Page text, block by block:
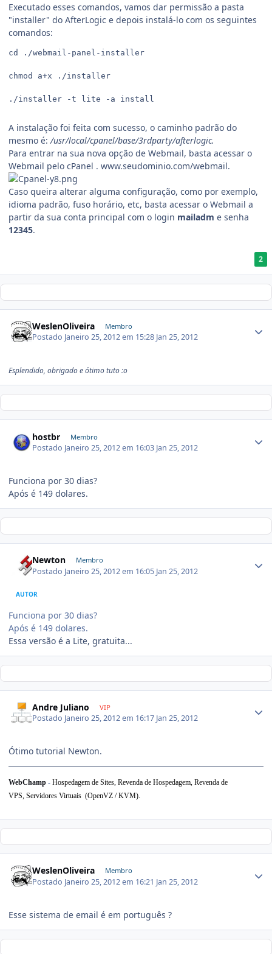
Executado esses comandos, vamos dar permissão a pasta
"installer" do AfterLogic e depois instalá-lo com os seguintes
comandos:
cd ./webmail-panel-installer
chmod a+x ./installer
./installer -t lite -a install
A instalação foi feita com sucesso, o caminho padrão do
mesmo é: /usr/local/cpanel/base/3rdparty/afterlogic.
Para entrar na sua nova opção de Webmail, basta acessar o
Webmail pelo cPanel . www.seudominio.com/webmail.
Caso queira alterar alguma configuração, como por exemplo,
idioma padrão, fuso horário, etc, basta acessar o Webmail a
partir da sua conta principal com o login mailadm e senha
12345.
2
WeslenOliveira Membro
Postado Janeiro 25, 2012 em 15:28 Jan 25, 2012
Esplendido, obrigado e ótimo tuto:o
hostbr Membro
Postado Janeiro 25, 2012 em 16:03 Jan 25, 2012
Funciona por 30 dias?
Após é 149 dolares.
Newton Membro
Postado Janeiro 25, 2012 em 16:05 Jan 25, 2012
AUTOR
Funciona por 30 dias?
Após é 149 dolares.
Essa versão é a Lite, gratuita...
Andre Juliano VIP
Postado Janeiro 25, 2012 em 16:17 Jan 25, 2012
Ótimo tutorial Newton.
WebChamp - Hospedagem de Sites, Revenda de Hospedagem, Revenda de
VPS, Servidores Virtuais (OpenVZ / KVM).
WeslenOliveira Membro
Postado Janeiro 25, 2012 em 16:21 Jan 25, 2012
Esse sistema de email é em português ?